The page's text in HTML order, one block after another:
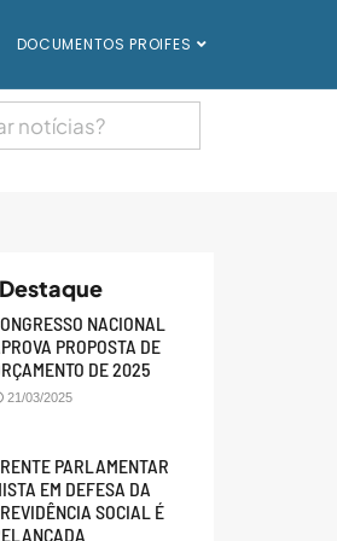
DOCUMENTOS PROIFES
NACIONAL
PROPOSTA DE
DE 2025
21/03/2025
PARLAMENTAR
EM DEFESA DA
SOCIAL É